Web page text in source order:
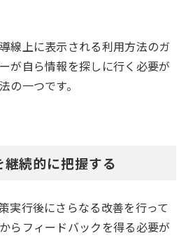
線上に表示される利用方法のガ
が自ら情報を探しに行く必要が
の一つです。
続的に把握する
実行後にさらなる改善を行って
らフィードバックを得る必要が